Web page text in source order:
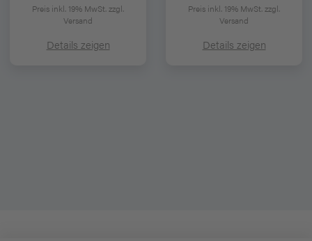
Preis inkl. 19% MwSt.zzgl.
Versand
Details zeigen
Preis inkl. 19% MwSt.zzgl.
Versand
Details zeigen